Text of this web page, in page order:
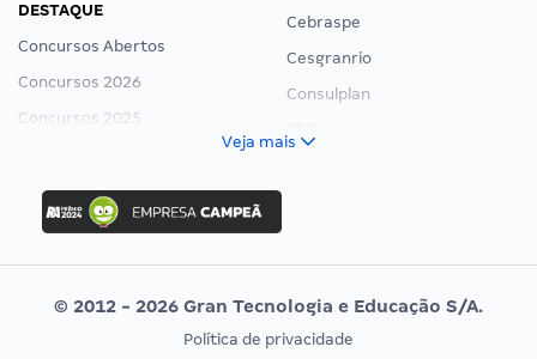
DESTAQUE
Concursos Abertos
Concursos 2026
Concursos 2025
Concurso Ibama
Concurso MPU
Editais publicados
Cebraspe
Cesgranrio
Consulplan
Vunesp
CONCURSOS POR PROFISSÃO EXAME DE ORDEM
Veja mais
© 2012 - 2026 Gran Tecnologia e Educação S/A.
Política de privacidade